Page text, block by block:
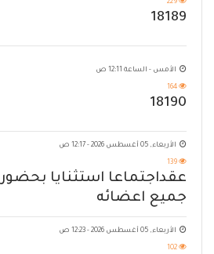
229
18189
الأمس - الساعة 12:11 ص
164
18190
الأربعاء, 05 أغسطس 2026 - 12:17 ص
139
عقداجتماعا استثنايا بحضور
جميع اعضائه
الأربعاء, 05 أغسطس 2026 - 12:23 ص
102